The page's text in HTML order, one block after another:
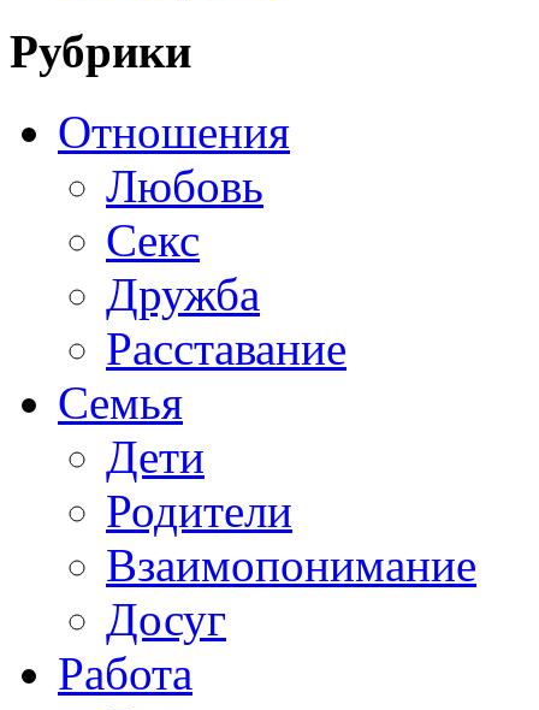
Рубрики
Отношения
Любовь
Секс
Дружба
Расставание
Семья
Дети
Родители
Взаимопонимание
Досуг
Работа